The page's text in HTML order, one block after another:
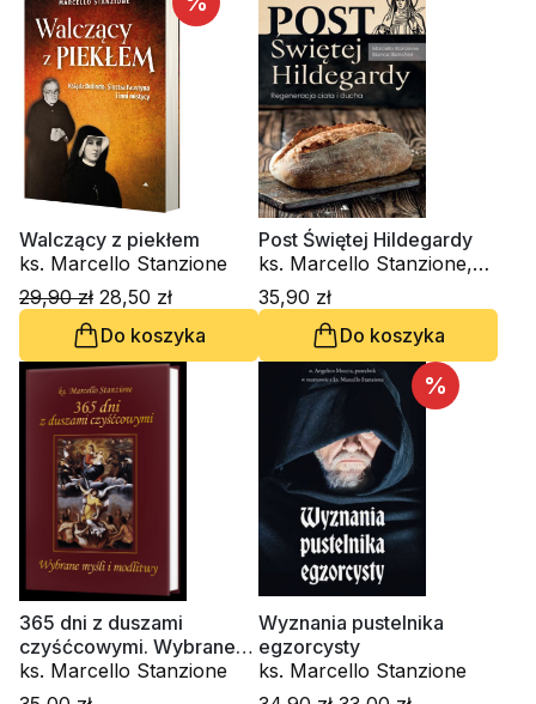
Walczący z piekłem
ks. Marcello Stanzione
29,90 zł 28,50 zł
Do koszyka
Post Świętej Hildegardy
ks. Marcello Stanzione,
Bianca Bianchini
35,90 zł
Do koszyka
365 dni z duszami
czyśćcowymi. Wybrane
myśli i modlitwy
ks. Marcello Stanzione
%
Wyznania pustelnika
egzorcysty
ks. Marcello Stanzione